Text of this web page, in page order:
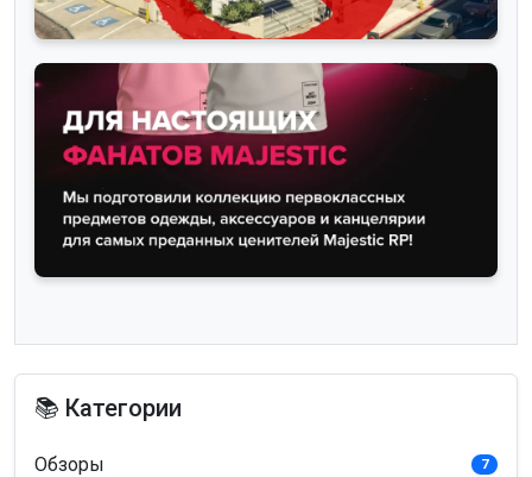
Новости
Бунт игроков маджестик рп! петиция за
обновление WEAZEL NEW...
— просмотры
— просмотры
📚 Категории
Обзоры 7